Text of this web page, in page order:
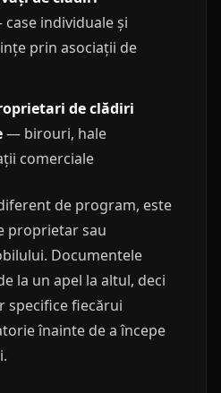
individuale și
prin asociații de
de clădiri
— birouri, hale
comerciale
de program, este
proprietar sau
Documentele
la un apel la altul, deci
specifice fiecărui
înainte de a începe